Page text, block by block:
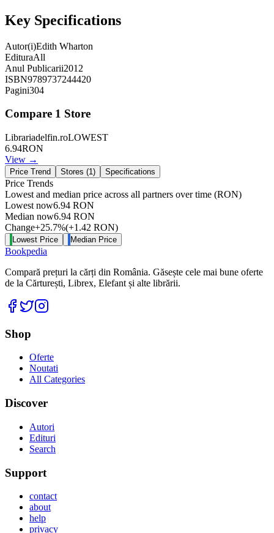
Key Specifications
Autor(i)Edith Wharton
EdituraAll
Anul Publicarii2012
ISBN9789737244420
Pagini304
Compare 1 Store
Librariadelfin.roLOWEST
6.94RON
View →
Price Trend Stores (1 ) Specifications
Price Trends
Lowest and median price across all partners over time (RON)
Lowest now6.94 RON
Median now6.94 RON
Change+25.7%(+1.42 RON)
Lowest Price Median Price
Bookpedia
Compară prețuri la cărți din România. Găsește cele mai bune oferte
de la Cărturești, Librex, Elefant și alte librării.
Facebook
Twitter
Shop
Oferte
Noutati
All Categories
Discover
Autori
Edituri
Search
Support
contact
about
help
privacy